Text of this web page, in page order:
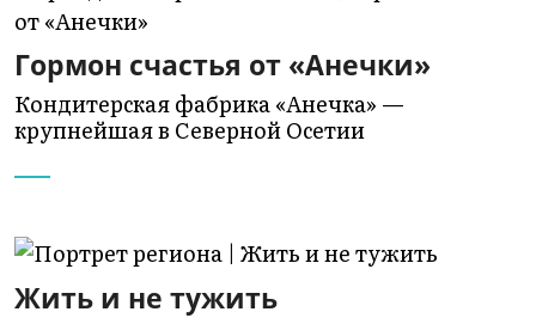
Гормон счастья от «Анечки»
Кондитерская фабрика «Анечка» —
крупнейшая в Северной Осетии
Жить и не тужить